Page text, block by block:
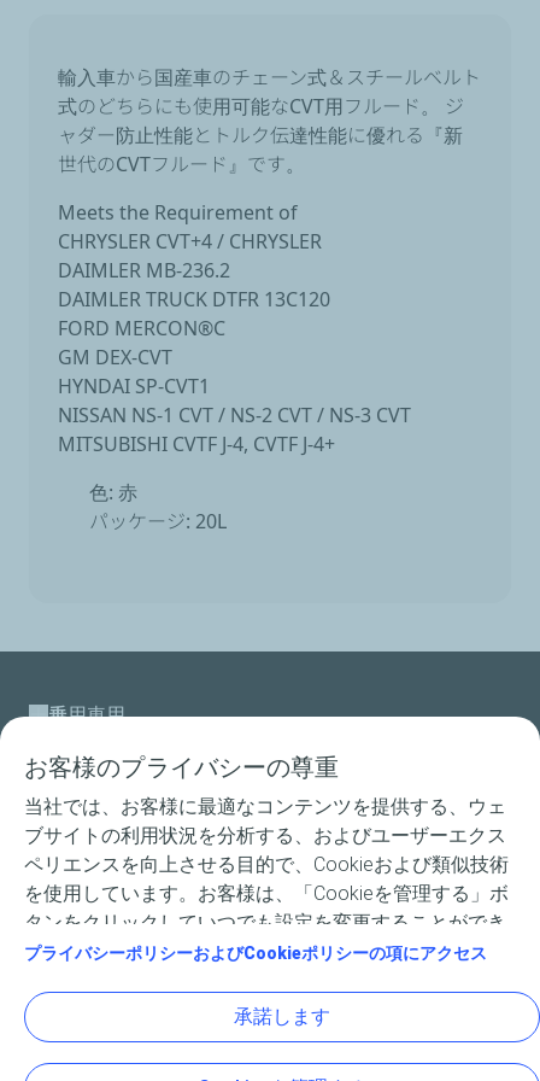
輸入車から国産車のチェーン式＆スチールベルト
式のどちらにも使用可能なCVT用フルード。 ジ
ャダー防止性能とトルク伝達性能に優れる『新
世代のCVTフルード』です。
Meets the Requirement of
CHRYSLER CVT+4 / CHRYSLER
DAIMLER MB-236.2
DAIMLER TRUCK DTFR 13C120
FORD MERCON®C
GM DEX-CVT
HYNDAI SP-CVT1
NISSAN NS-1 CVT / NS-2 CVT / NS-3 CVT
MITSUBISHI CVTF J-4, CVTF J-4+
色: 赤
パッケージ: 20L
乗用車用
二輪車用
レース用製品
専門技術
エルフについて
Les Pleiades Zero / STI : スバル向け
お客様のプライバシーの尊重
当社では、お客様に最適なコンテンツを提供する、ウェ
ブサイトの利用状況を分析する、およびユーザーエクス
ペリエンスを向上させる目的で、Cookieおよび類似技術
を使用しています。お客様は、「Cookieを管理する」ボ
タンをクリックしていつでも設定を変更することができ
ます。「承諾します」のボタンをクリックすると、すべ
否します」をクリックすると、サイトの正常な動作に必
要な必須Cookieのみが使用されます。詳しくは、「プラ
イバシーポリシーおよびCookieポリシー」のページをご
プライバシーポリシーおよびCookieポリシーの項にアクセス
承諾します